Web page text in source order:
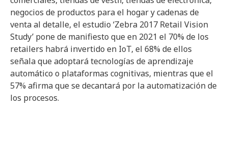
negocios de productos para el hogar y cadenas de
venta al detalle, el estudio ‘Zebra 2017 Retail Vision
Study’ pone de manifiesto que en 2021 el 70% de los
retailers habrá invertido en IoT, el 68% de ellos
señala que adoptará tecnologías de aprendizaje
automático o plataformas cognitivas, mientras que el
57% afirma que se decantará por la automatización de
los procesos.